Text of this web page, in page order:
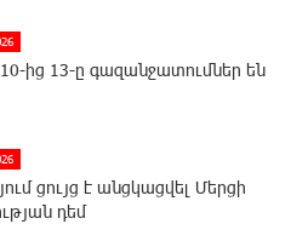
ից 13-ը գազանջատումներ են
ցույց է անցկացվել Մերցի
դեմ